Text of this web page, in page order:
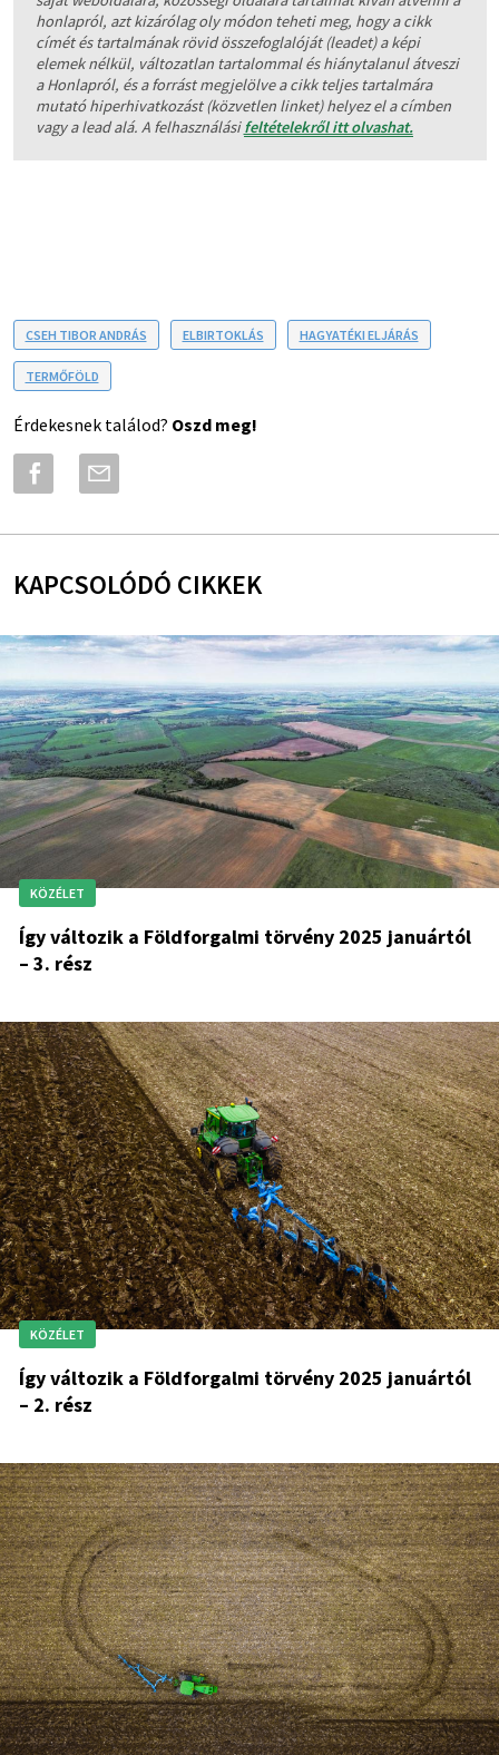
honlapról, azt kizárólag oly módon teheti meg, hogy a cikk
címét és tartalmának rövid összefoglalóját (leadet) a képi
elemek nélkül, változatlan tartalommal és hiánytalanul átveszi
a Honlapról, és a forrást megjelölve a cikk teljes tartalmára
mutató hiperhivatkozást (közvetlen linket) helyez el a címben
vagy a lead alá. A felhasználásifeltételekről itt olvashat.
CSEH TIBOR ANDRÁS ELBIRTOKLÁS HAGYATÉKI ELJÁRÁS
TERMŐFÖLD
Érdekesnek találod? Oszd meg!
KAPCSOLÓDÓ CIKKEK
KÖZÉLET
Így változik a Földforgalmi törvény 2025 januártól
– 3. rész
KÖZÉLET
Így változik a Földforgalmi törvény 2025 januártól
– 2. rész